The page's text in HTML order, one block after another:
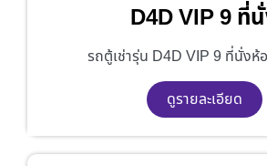
D4D VIP 9 ที่
รถตู้เช่ารุ่น D4D VIP 9 ที่นั่งห้
ดูรายละเอียด